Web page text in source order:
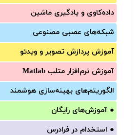
داده‌کاوی و یادگیری ماشین
شبکه‌های عصبی مصنوعی
آموزش‌ پردازش تصویر و ویدئو
آموزش‌ نرم‌افزار متلب Matlab
الگوریتم‌های بهینه‌سازی هوشمند
● آموزش‌های رایگان
● استخدام در فرادرس